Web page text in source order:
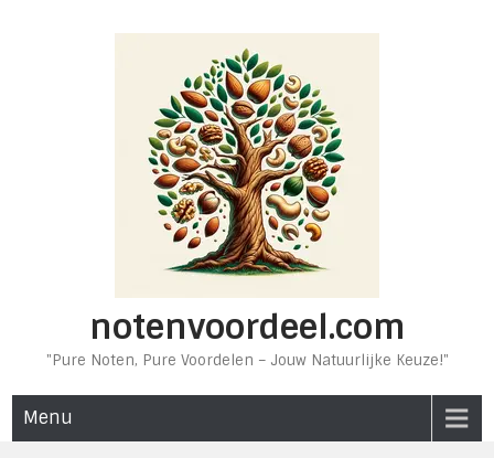
notenvoordeel.com
"Pure Noten, Pure Voordelen – Jouw Natuurlijke Keuze!"
Menu